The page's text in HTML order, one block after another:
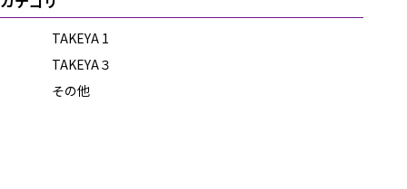
TAKEYA 1
TAKEYA３
その他